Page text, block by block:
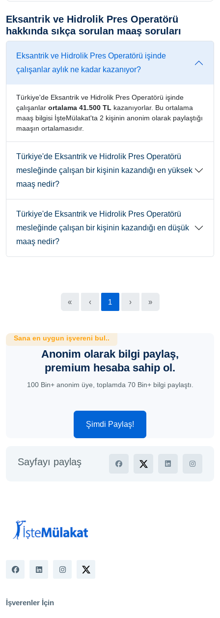
Eksantrik ve Hidrolik Pres Operatörü
hakkında sıkça sorulan maaş soruları
Eksantrik ve Hidrolik Pres Operatörü işinde
çalışanlar aylık ne kadar kazanıyor?
Türkiye'de Eksantrik ve Hidrolik Pres Operatörü işinde
çalışanlar ortalama 41.500 TL kazanıyorlar. Bu ortalama
maaş bilgisi İşteMülakat'ta 2 kişinin anonim olarak paylaştığı
maaşın ortalamasıdır.
Türkiye'de Eksantrik ve Hidrolik Pres Operatörü
mesleğinde çalışan bir kişinin kazandığı en yüksek
maaş nedir?
Türkiye'de Eksantrik ve Hidrolik Pres Operatörü
mesleğinde çalışan bir kişinin kazandığı en düşük
maaş nedir?
« ‹ 1 › »
Sana en uygun işvereni bul..
Anonim olarak bilgi paylaş,
premium hesaba sahip ol.
100 Bin+ anonim üye, toplamda 70 Bin+ bilgi paylaştı.
Şimdi Paylaş!
Sayfayı paylaş
İşverenler İçin